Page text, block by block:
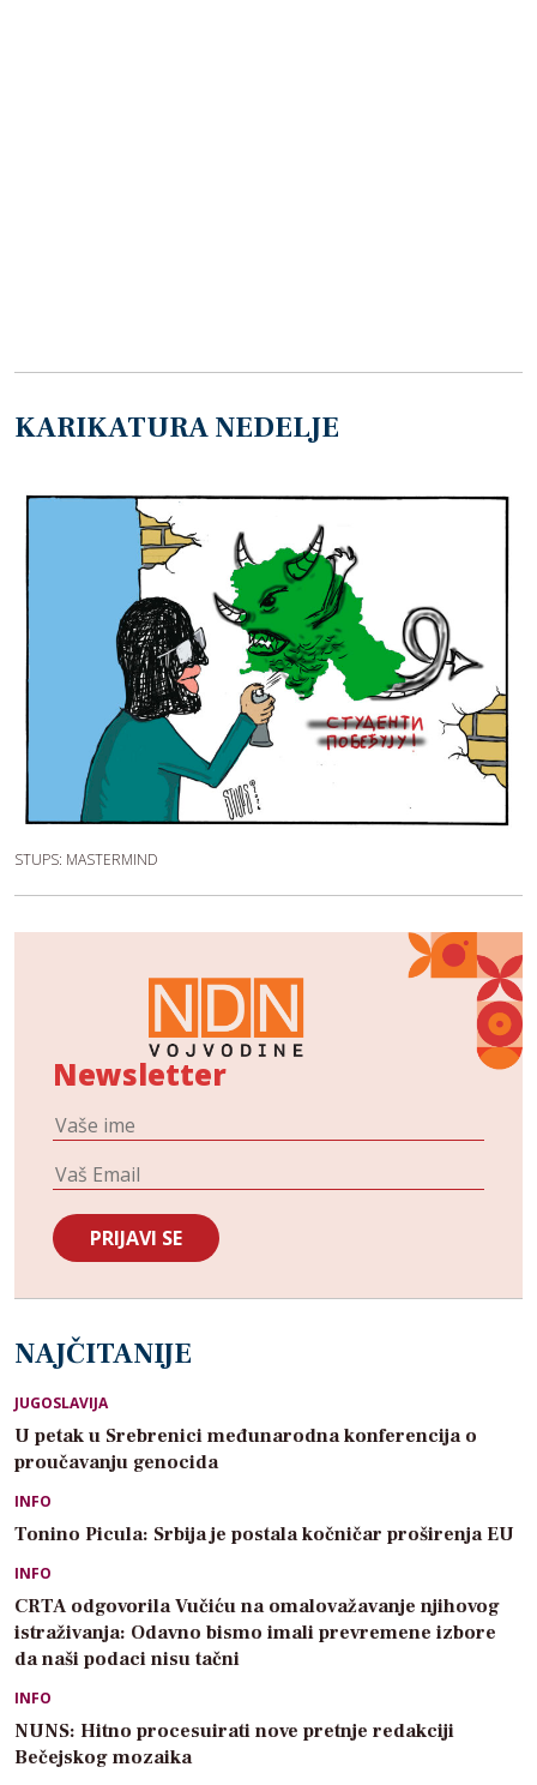
KARIKATURA NEDELJE
STUPS: MASTERMIND
Newsletter
NAJČITANIJE
JUGOSLAVIJA
U petak u Srebrenici međunarodna konferencija o
proučavanju genocida
INFO
Tonino Picula: Srbija je postala kočničar proširenja EU
INFO
CRTA odgovorila Vučiću na omalovažavanje njihovog
istraživanja: Odavno bismo imali prevremene izbore
da naši podaci nisu tačni
INFO
NUNS: Hitno procesuirati nove pretnje redakciji
Bečejskog mozaika